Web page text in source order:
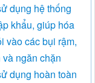
dụng hệ thống
khẩu, giúp hóa
vào các bụi rậm,
ngăn chặn
dụng hoàn toàn